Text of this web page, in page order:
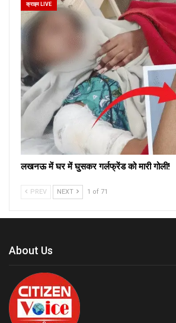
क्राइम LIVE
लखनऊ में घर में घुसकर गर्लफ्रेंड को मारी गोली!
PREV NEXT 1 of 71
About Us